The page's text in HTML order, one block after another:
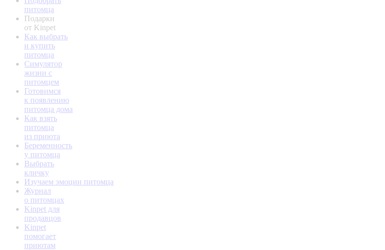
питомца
Подарки
от Kinpet
Как выбрать
и купить
питомца
Симулятор
жизни с
питомцем
Готовимся
к появлению
питомца дома
Как взять
питомца
из приюта
Беременность
у питомца
Выбрать
кличку
Изучаем эмоции питомца
Журнал
о питомцах
Kinpet для
продавцов
Kinpet
помогает
приютам